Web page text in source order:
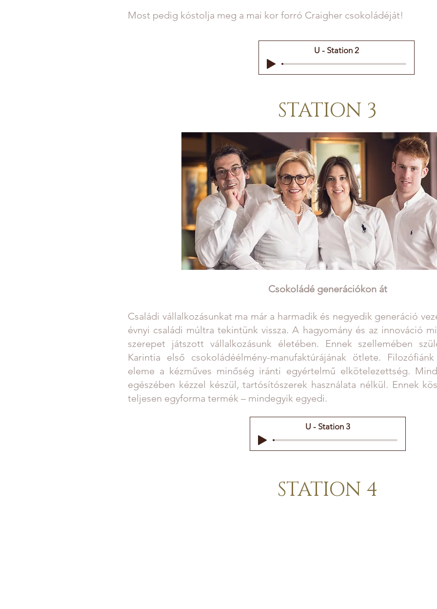
Most pedig kóstolja meg a mai kor forró Craigher csokoládéját!
U - Station 2
STATION 3
Csokoládé generációkon át
Családi vállalkozásunkat ma már a harmadik és negyedik generáció
évnyi családi múltra tekintünk vissza. A hagyomány és az innováció
szerepet játszott vállalkozásunk életében. Ennek szellemében
Karintia első csokoládéélmény-manufaktúrájának ötlete.
eleme a kézműves minőség iránti egyértelmű elkötelezettség.
egészében kézzel készül, tartósítószerek használata nélkül. Ennek
teljesen egyforma termék – mindegyik egyedi.
U - Station 3
STATION 4